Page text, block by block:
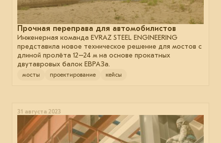
Прочная переправа для автомобилистов
Инженерная команда EVRAZ STEEL ENGINEERING
представила новое техническое решение для мостов с
длиной пролёта 12–24 м на основе прокатных
двутавровых балок ЕВРАЗа.
мосты проектирование кейсы
31 августа 2023